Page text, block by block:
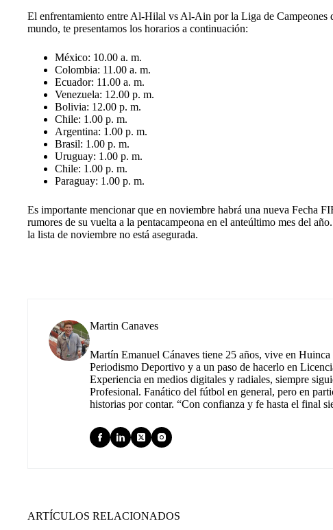
El enfrentamiento entre Al-Hilal vs Al-Ain por la Liga de Campeones
mundo, te presentamos los horarios a continuación:
México: 10.00 a. m.
Colombia: 11.00 a. m.
Ecuador: 11.00 a. m.
Venezuela: 12.00 p. m.
Bolivia: 12.00 p. m.
Chile: 1.00 p. m.
Argentina: 1.00 p. m.
Brasil: 1.00 p. m.
Uruguay: 1.00 p. m.
Chile: 1.00 p. m.
Paraguay: 1.00 p. m.
Es importante mencionar que en noviembre habrá una nueva Fecha
rumores de su vuelta a la pentacampeona en el anteúltimo mes del
la lista de noviembre no está asegurada.
Martin Canaves
Martín Emanuel Cánaves tiene 25 años, vive en
Periodismo Deportivo y a un paso de hacerlo en
Experiencia en medios digitales y radiales, siempre
Profesional. Fanático del fútbol en general, pero en
historias por contar. “Con confianza y fe hasta el final
ARTÍCULOS RELACIONADOS